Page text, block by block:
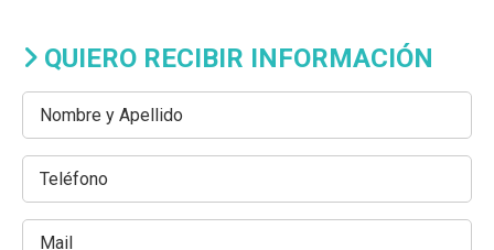
QUIERO RECIBIR INFORMACIÓN